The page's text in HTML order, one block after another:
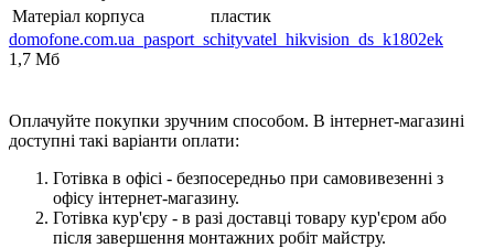
Матеріал корпуса
пластик
domofone.com.ua_pasport_schityvatel_hikvision_ds_k1802ek
1,7 Мб
Оплачуйте покупки зручним способом. В інтернет-магазині
доступні такі варіанти оплати:
Готівка в офісі - безпосередньо при самовивезенні з
офісу інтернет-магазину.
Готівка кур'єру - в разі доставці товару кур'єром або
після завершення монтажних робіт майстру.